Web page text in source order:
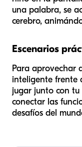
una palabra, se
cerebro,
Escenarios
Para aprovechar
inteligente frente
jugar junto con
conectar las
desafíos del